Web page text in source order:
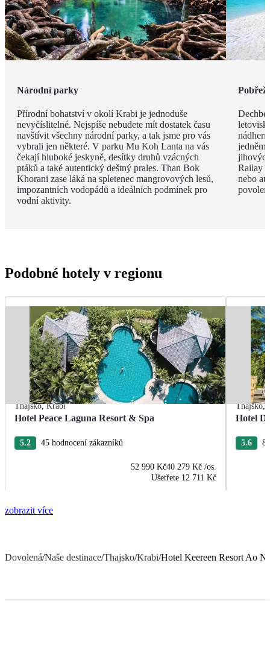
Národní parky
Přírodní bohatství v okolí Krabi je jednoduše
nevyčíslitelné. Nejspíše nebudete mít dostatek času
navštívit všechny národní parky, a tak jsme pro vás
vybrali jen některé. V parku Mu Koh Lanta na vás
čekají hluboké jeskyně, desítky druhů vzácných
ptáků a také autentický deštný prales. Than Bok
Khorani zase láká na spletenec mangrovových lesů,
impozantních vodopádů a ideálních podmínek pro
vodní aktivity.
Pobřeží
jedněm
Railay
nebo
Podobné hotely v regionu
Thajsko,Krabi
Hotel Peace Laguna Resort & Spa
5.2 45 hodnocení zákazníků
52 990 Kč40 279 Kč /os.
Ušetřete 12 711 Kč
Thajsko,
Hotel
5.6
zobrazit více
Dovolená/Naše destinace/Thajsko/Krabi/Hotel Keereen Resort Ao